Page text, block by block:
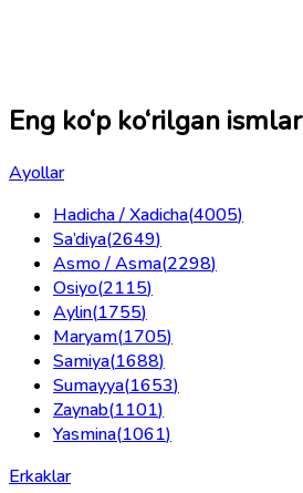
Eng ko‘p ko‘rilgan ismlar
Ayollar
Hadicha / Xadicha(4005)
Sa’diya(2649)
Asmo / Asma(2298)
Osiyo(2115)
Aylin(1755)
Maryam(1705)
Samiya(1688)
Sumayya(1653)
Zaynab(1101)
Yasmina(1061)
Erkaklar